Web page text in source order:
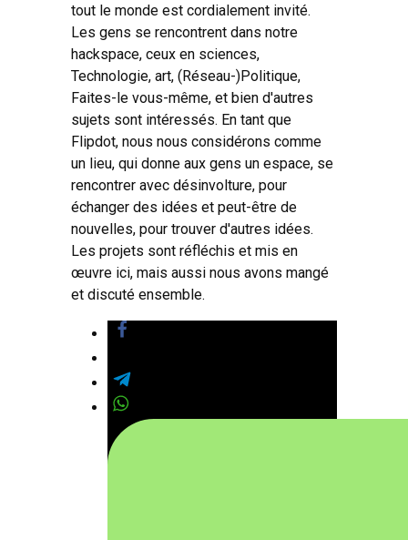
tout le monde est cordialement invité.
Les gens se rencontrent dans notre
hackspace, ceux en sciences,
Technologie, art, (Réseau-)Politique,
Faites-le vous-même, et bien d'autres
sujets sont intéressés. En tant que
Flipdot, nous nous considérons comme
un lieu, qui donne aux gens un espace, se
rencontrer avec désinvolture, pour
échanger des idées et peut-être de
nouvelles, pour trouver d'autres idées.
Les projets sont réfléchis et mis en
œuvre ici, mais aussi nous avons mangé
et discuté ensemble.